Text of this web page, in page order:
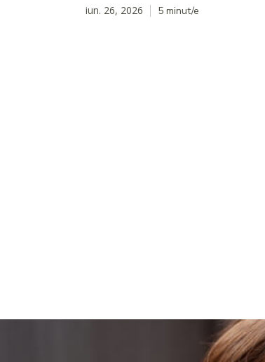
iun. 26, 2026 5 minut/e